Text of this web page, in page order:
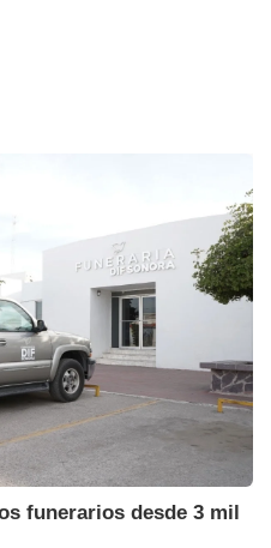
funerarios desde 3 mil